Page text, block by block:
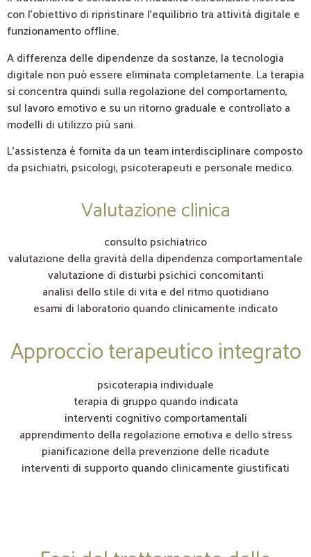
con l’obiettivo di ripristinare l’equilibrio tra attività digitale e
funzionamento offline.
A differenza delle dipendenze da sostanze, la tecnologia
digitale non può essere eliminata completamente. La terapia
si concentra quindi sulla regolazione del comportamento,
sul lavoro emotivo e su un ritorno graduale e controllato a
modelli di utilizzo più sani.
L’assistenza è fornita da un team interdisciplinare composto
da psichiatri, psicologi, psicoterapeuti e personale medico.
Valutazione clinica
consulto psichiatrico
valutazione della gravità della dipendenza comportamentale
valutazione di disturbi psichici concomitanti
analisi dello stile di vita e del ritmo quotidiano
esami di laboratorio quando clinicamente indicato
Approccio terapeutico integrato
psicoterapia individuale
terapia di gruppo quando indicata
interventi cognitivo comportamentali
apprendimento della regolazione emotiva e dello stress
pianificazione della prevenzione delle ricadute
interventi di supporto quando clinicamente giustificati